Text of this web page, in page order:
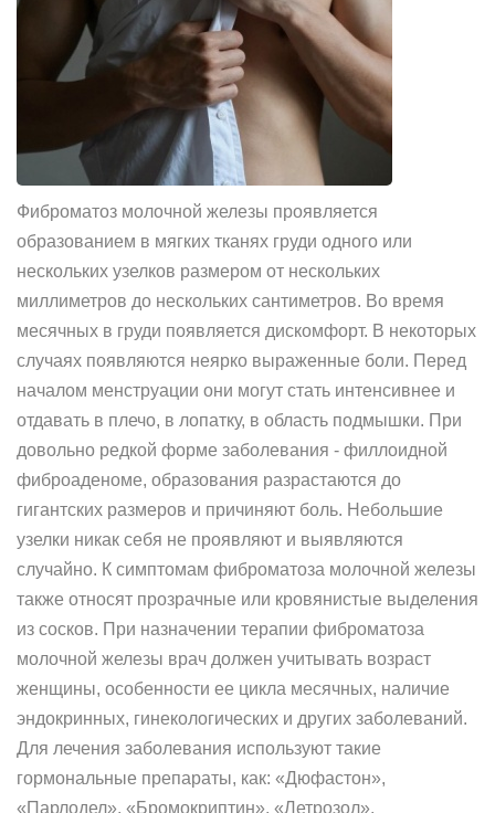
Фиброматоз молочной железы проявляется
образованием в мягких тканях груди одного или
нескольких узелков размером от нескольких
миллиметров до нескольких сантиметров. Во время
месячных в груди появляется дискомфорт. В некоторых
случаях появляются неярко выраженные боли. Перед
началом менструации они могут стать интенсивнее и
отдавать в плечо, в лопатку, в область подмышки. При
довольно редкой форме заболевания - филлоидной
фиброаденоме, образования разрастаются до
гигантских размеров и причиняют боль. Небольшие
узелки никак себя не проявляют и выявляются
случайно. К симптомам фиброматоза молочной железы
также относят прозрачные или кровянистые выделения
из сосков. При назначении терапии фиброматоза
молочной железы врач должен учитывать возраст
женщины, особенности ее цикла месячных, наличие
эндокринных, гинекологических и других заболеваний.
Для лечения заболевания используют такие
гормональные препараты, как: «Дюфастон»,
«Парлодел», «Бромокриптин», «Летрозол»,